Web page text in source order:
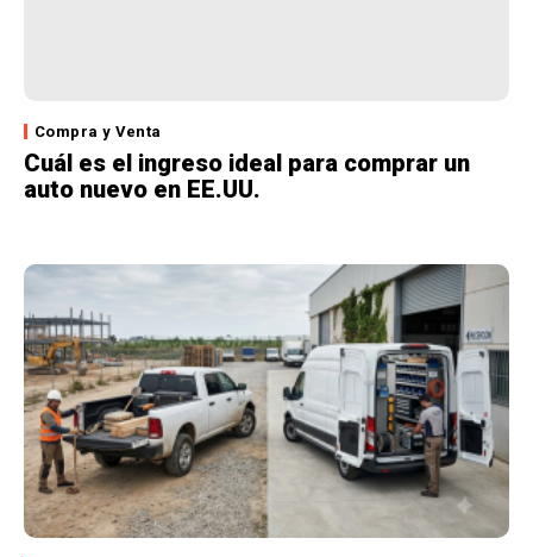
Compra y Venta
Cuál es el ingreso ideal para comprar un
auto nuevo en EE.UU.